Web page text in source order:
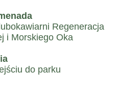
Regeneracja
i Morskiego Oka
do parku